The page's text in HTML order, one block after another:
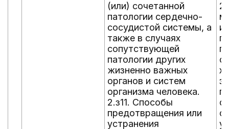
(или) сочетанной
патологии сердечно-
сосудистой системы, а
также в случаях
сопутствующей
патологии других
жизненно важных
органов и систем
организма человека.
2.з11. Способы
предотвращения или
устранения
и